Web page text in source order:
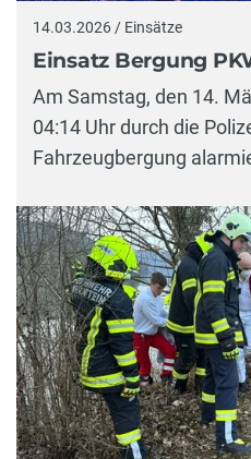
14.03.2026 / Einsätze
Einsatz Bergung
Am Samstag, den 14.
04:14 Uhr durch die
Fahrzeugbergung